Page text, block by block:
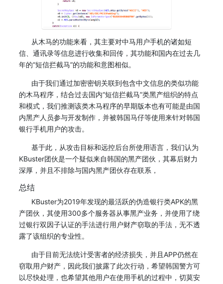
从木马的功能来看，其主要对中马用户手机的诸如短
信、通讯录等信息进行收集和回传，其功能和国内在过去几
年的“短信拦截马”的功能和意图相似。
由于我们通过加密密钥关联到包含中文信息的类似功能
的木马程序，结合过去国内“短信拦截马”类黑产组织的特点
和模式，我们推测该类木马程序的早期版本也有可能是由国
内黑产人员参与开发制作，并被韩国马仔等使用来针对韩国
银行手机用户的攻击。
基于此，从攻击目标和远控后台所使用语言，我们认为
KBuster团伙是一个疑似来自韩国的黑产团伙，其幕后财力
深厚，并且不排除与国内黑产团伙存在联系，
总结
KBuster为2019年发现的最活跃的伪造银行类APK的黑
产团伙，其使用300多个服务器从事黑产业务，并使用了绕
过银行双因子认证的手法进行用户财产窃取的手法，无不透
露了该组织的专业性。
由于目前无法统计受害者的经济损失，并且APP仍然在
窃取用户财产，因此我们披露了此次行动，希望韩国警方可
以尽快处理，也希望其他用户在使用手机的过程中，切莫安